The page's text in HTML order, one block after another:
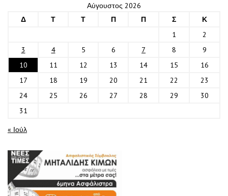
Αύγουστος 2026
Δ
Τ Τ Π Π Σ
Κ
1
2
3
4 5 6 7 8
9
10
11 12 13 14 15
16
17
18 19 20 21 22
23
24
25 26 27 28 29
30
31
« Ιούλ